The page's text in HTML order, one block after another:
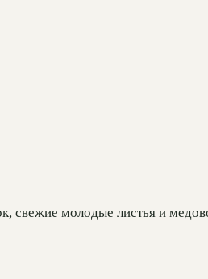
свежие молодые листья и